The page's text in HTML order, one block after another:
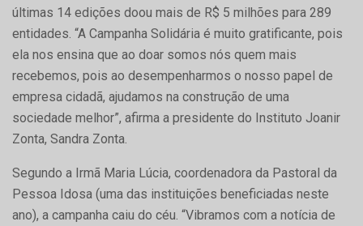
últimas 14 edições doou mais de R$ 5 milhões para 289
entidades. “A Campanha Solidária é muito gratificante, pois
ela nos ensina que ao doar somos nós quem mais
recebemos, pois ao desempenharmos o nosso papel de
empresa cidadã, ajudamos na construção de uma
sociedade melhor”, afirma a presidente do Instituto Joanir
Zonta, Sandra Zonta.
Segundo a Irmã Maria Lúcia, coordenadora da Pastoral da
Pessoa Idosa (uma das instituições beneficiadas neste
ano), a campanha caiu do céu. “Vibramos com a notícia de